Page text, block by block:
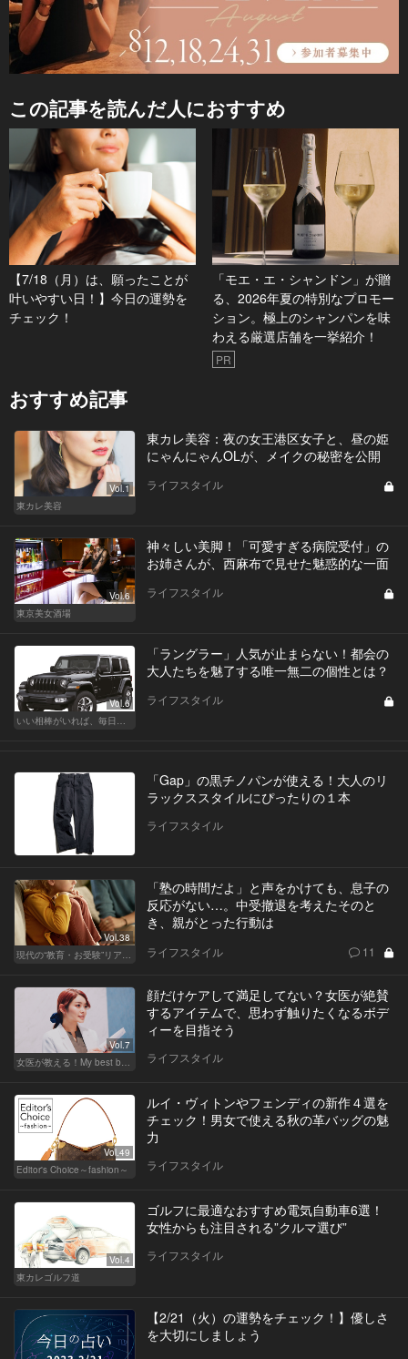
この記事を読んだ人におすすめ
【7/18（月）は、願ったことが
叶いやすい日！】今日の運勢を
チェック！
「モエ・エ・シャンドン」が贈
る、2026年夏の特別なプロモー
ション。極上のシャンパンを味
わえる厳選店舗を一挙紹介！
PR
おすすめ記事
Vol.1
東カレ美容
東カレ美容：夜の女王港区女子と、昼の姫
にゃんにゃんOLが、メイクの秘密を公開
ライフスタイル
Vol.6
東京美女酒場
神々しい美脚！「可愛すぎる病院受付」の
お姉さんが、西麻布で見せた魅惑的な一面
ライフスタイル
Vol.6
「ラングラー」人気が止まらない！都会の
大人たちを魅了する唯一無二の個性とは？
ライフスタイル
「Gap」の黒チノパンが使える！大人のリ
ラックススタイルにぴったりの１本
ライフスタイル
Vol.38
「塾の時間だよ」と声をかけても、息子の
反応がない…。中受撤退を考えたそのと
き、親がとった行動は
ライフスタイル 11
Vol.7
顔だけケアして満足してない？女医が絶賛
するアイテムで、思わず触りたくなるボデ
ィーを目指そう
ライフスタイル
Vol.49
Editor's Choice～fashion～
ルイ・ヴィトンやフェンディの新作４選を
チェック！男女で使える秋の革バッグの魅
力
ライフスタイル
Vol.4
東カレゴルフ道
ゴルフに最適なおすすめ電気自動車6選！
女性からも注目される”クルマ選び”
ライフスタイル
【2/21（火）の運勢をチェック！】優しさ
を大切にしましょう